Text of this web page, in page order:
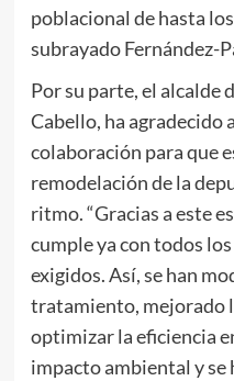
poblacional de hasta
subrayado Fernández-
Por su parte, el alcalde
Cabello, ha agradecido
colaboración para que
remodelación de la
ritmo. “Gracias a este
cumple ya con todos
exigidos. Así, se han
tratamiento, mejorado
optimizar la eficiencia
impacto ambiental y